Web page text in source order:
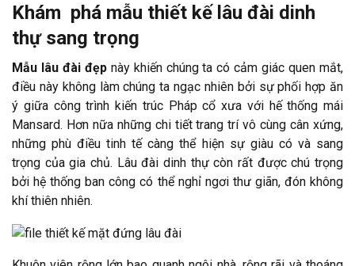
Khám phá mẫu thiết kế lâu đài dinh
thự sang trọng
Mẫu lâu đài đẹpnày khiến chúng ta có cảm giác quen mắt,
điều này không làm chúng ta ngạc nhiên bởi sự phối hợp ăn
ý giữa công trình kiến trúc Pháp cổ xưa với hế thống mái
Mansard. Hơn nữa những chi tiết trang trí vô cùng cân xứng,
những phù điều tinh tế càng thể hiện sự giàu có và sang
trọng của gia chủ. Lâu đài dinh thự còn rất được chú trọng
bởi hệ thống ban công có thể nghỉ ngơi thư giãn, đón không
khí thiên nhiên.